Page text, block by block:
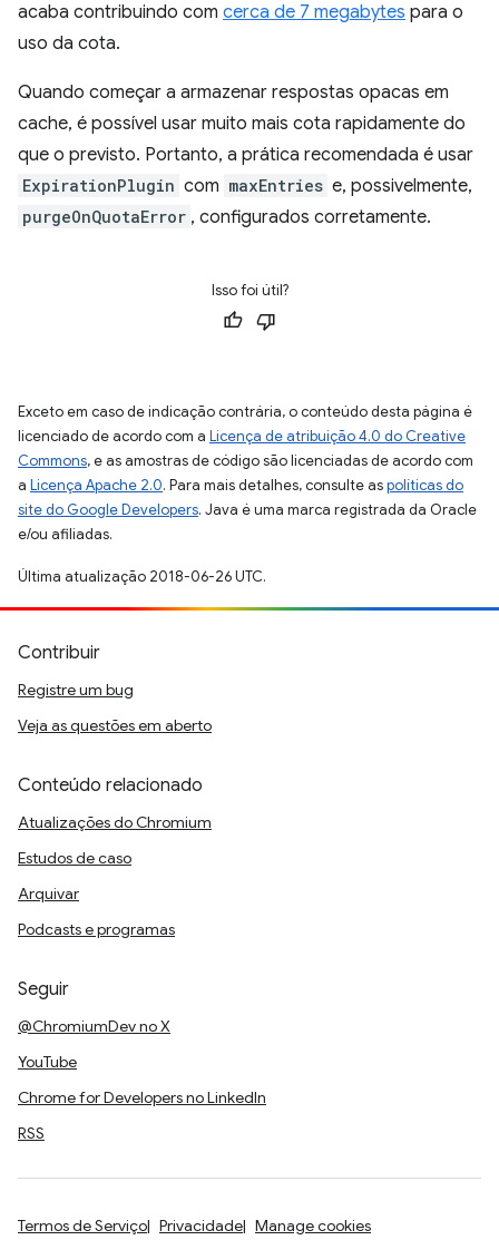
acaba contribuindo com cerca de 7 megabytes para o
uso da cota.
Quando começar a armazenar respostas opacas em
cache, é possível usar muito mais cota rapidamente do
que o previsto. Portanto, a prática recomendada é usar
ExpirationPlugin com maxEntries e, possivelmente,
purgeOnQuotaError , configurados corretamente.
Isso foi útil?
Exceto em caso de indicação contrária, o conteúdo desta página é
licenciado de acordo com a Licença de atribuição 4.0 do Creative
Commons, e as amostras de código são licenciadas de acordo com
a Licença Apache 2.0. Para mais detalhes, consulte aspolíticas do
site do Google Developers. Java é uma marca registrada da Oracle
e/ou afiliadas.
Última atualização 2018-06-26 UTC.
Contribuir
Registre um bug
Veja as questões em aberto
Conteúdo relacionado
Atualizações do Chromium
Estudos de caso
Arquivar
Podcasts e programas
Seguir
@ChromiumDev no X
YouTube
Chrome for Developers no LinkedIn
RSS
Termos de Serviço Privacidade Manage cookies